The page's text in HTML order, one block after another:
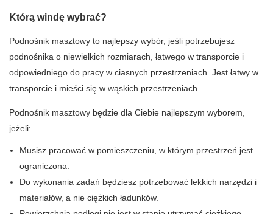
Którą windę wybrać?
Podnośnik masztowy to najlepszy wybór, jeśli potrzebujesz
podnośnika o niewielkich rozmiarach, łatwego w transporcie i
odpowiedniego do pracy w ciasnych przestrzeniach. Jest łatwy w
transporcie i mieści się w wąskich przestrzeniach.
Podnośnik masztowy będzie dla Ciebie najlepszym wyborem,
jeżeli:
Musisz pracować w pomieszczeniu, w którym przestrzeń jest
ograniczona.
Do wykonania zadań będziesz potrzebować lekkich narzędzi i
materiałów, a nie ciężkich ładunków.